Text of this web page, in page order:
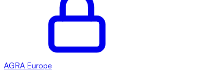
AGRA Europe